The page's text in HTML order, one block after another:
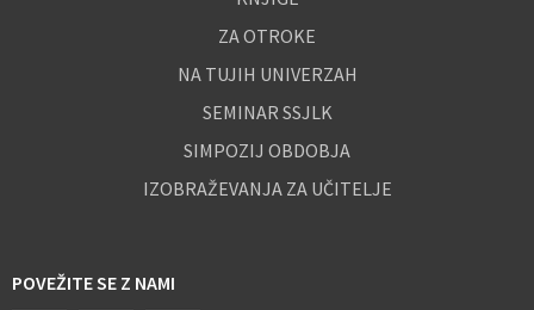
ZA OTROKE
NA TUJIH UNIVERZAH
SEMINAR SSJLK
SIMPOZIJ OBDOBJA
IZOBRAŽEVANJA ZA UČITELJE
POVEŽITE SE Z NAMI